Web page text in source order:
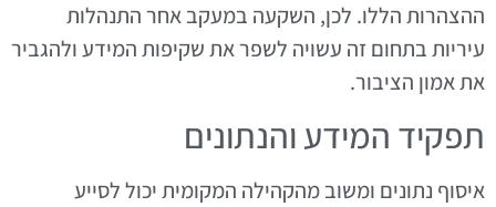
ההצהרות הללו. לכן, השקעה במעקב אחר התנהלות
עיריות בתחום זה עשויה לשפר את שקיפות המידע ולהגביר
את אמון הציבור.
תפקיד המידע והנתונים
איסוף נתונים ומשוב מהקהילה המקומית יכול לסייע